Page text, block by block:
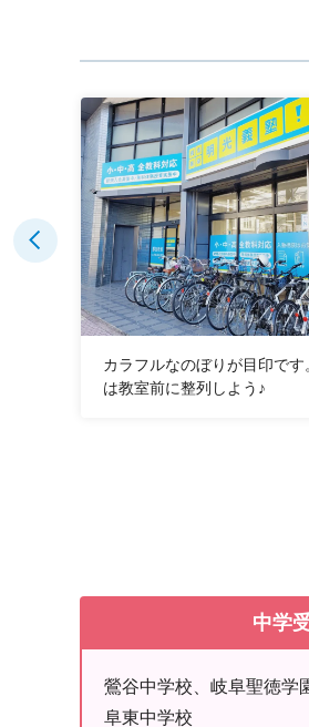
カラフルなのぼりが目印です
は教室前に整列しよう♪
中学
鶯谷中学校、岐阜聖徳学
阜東中学校